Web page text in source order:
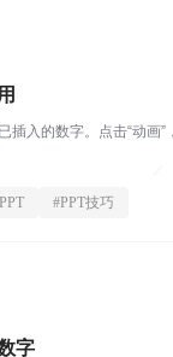
入的数字。点击“动画”
PPT #PPT技巧
字